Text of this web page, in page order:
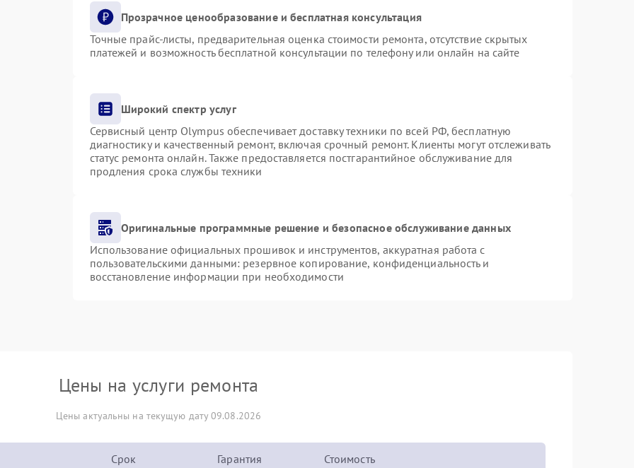
Прозрачное ценообразование и бесплатная консультация
Точные прайс-листы, предварительная оценка стоимости ремонта, отсутствие скрытых
платежей и возможность бесплатной консультации по телефону или онлайн на сайте
Широкий спектр услуг
Сервисный центр Olympus обеспечивает доставку техники по всей РФ, бесплатную
диагностику и качественный ремонт, включая срочный ремонт. Клиенты могут отслеживать
статус ремонта онлайн. Также предоставляется постгарантийное обслуживание для
продления срока службы техники
Оригинальные программные решение и безопасное обслуживание данных
Использование официальных прошивок и инструментов, аккуратная работа с
пользовательскими данными: резервное копирование, конфиденциальность и
восстановление информации при необходимости
Цены на услуги ремонта
Цены актуальны на текущую дату 09.08.2026
Срок Гарантия Стоимость